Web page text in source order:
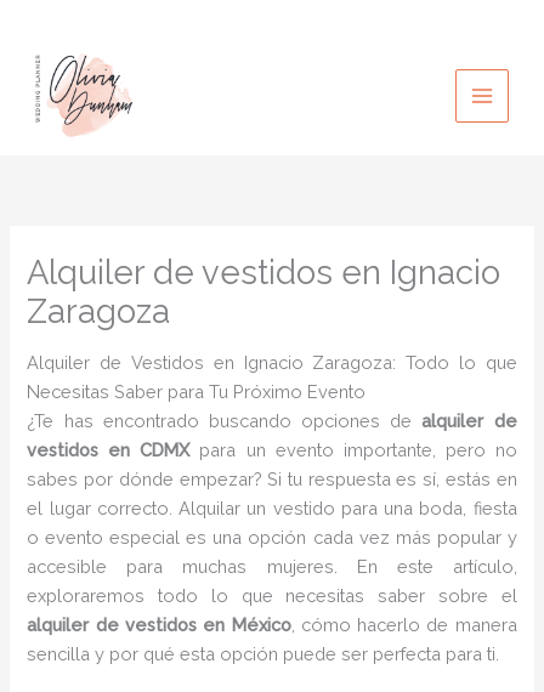
contenido
Alquiler de vestidos en Ignacio
Zaragoza
Alquiler de Vestidos en Ignacio Zaragoza: Todo lo que
Necesitas Saber para Tu Próximo Evento
¿Te has encontrado buscando opciones dealquiler de
vestidos en CDMXpara un evento importante, pero no
sabes por dónde empezar? Si tu respuesta es sí, estás en
el lugar correcto. Alquilar un vestido para una boda, fiesta
o evento especial es una opción cada vez más popular y
accesible para muchas mujeres. En este artículo,
exploraremos todo lo que necesitas saber sobre el
alquiler de vestidos en México, cómo hacerlo de manera
sencilla y por qué esta opción puede ser perfecta para ti.